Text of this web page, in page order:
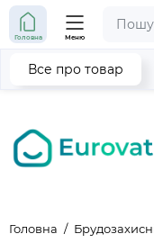
Головна Меню
Головна
Все про товар